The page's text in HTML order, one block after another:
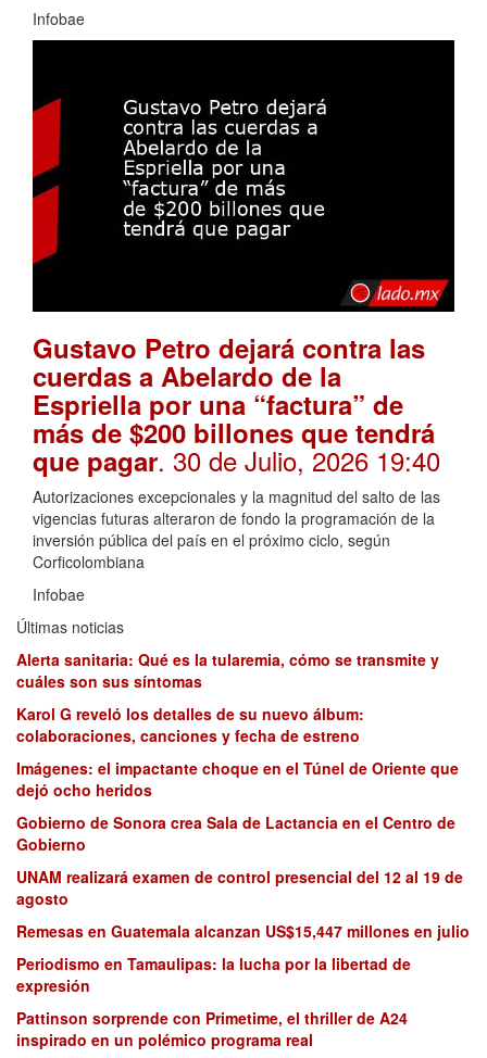
Infobae
Gustavo Petro dejará contra las
cuerdas a Abelardo de la
Espriella por una “factura” de
más de $200 billones que tendrá
que pagar. 30 de Julio, 2026 19:40
Autorizaciones excepcionales y la magnitud del salto de las
vigencias futuras alteraron de fondo la programación de la
inversión pública del país en el próximo ciclo, según
Corficolombiana
Infobae
Últimas noticias
Alerta sanitaria: Qué es la tularemia, cómo se transmite y
cuáles son sus síntomas
Karol G reveló los detalles de su nuevo álbum:
colaboraciones, canciones y fecha de estreno
Imágenes: el impactante choque en el Túnel de Oriente que
dejó ocho heridos
Gobierno de Sonora crea Sala de Lactancia en el Centro de
Gobierno
UNAM realizará examen de control presencial del 12 al 19 de
agosto
Remesas en Guatemala alcanzan US$15,447 millones en julio
Periodismo en Tamaulipas: la lucha por la libertad de
expresión
Pattinson sorprende con Primetime, el thriller de A24
inspirado en un polémico programa real